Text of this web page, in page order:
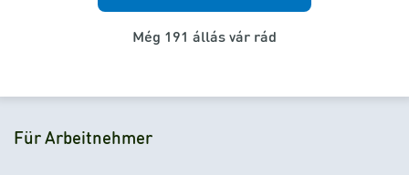
Még 191 állás vár rád
Für Arbeitnehmer